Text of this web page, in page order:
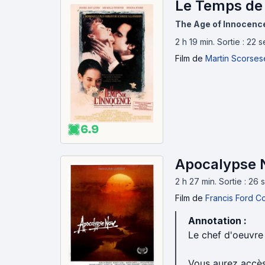
6.9
Le Temps
The Age of
2 h 19 min. Sortie : 22
Film de Martin
Apocalypse
2 h 27 min. Sortie : 26
Film de Francis Ford
Annotation :
Le chef